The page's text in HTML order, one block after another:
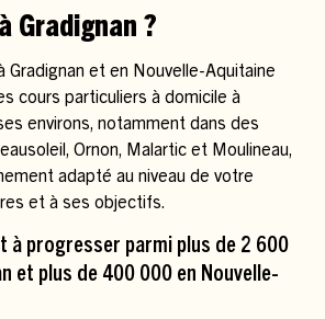
Gradignan ?
cours particuliers à domicile à
environs, notamment dans des
Ornon, Malartic et Moulineau,
adapté au niveau de votre
et à ses objectifs.
à progresser parmi plus de 2 600
et plus de 400 000 en Nouvelle-